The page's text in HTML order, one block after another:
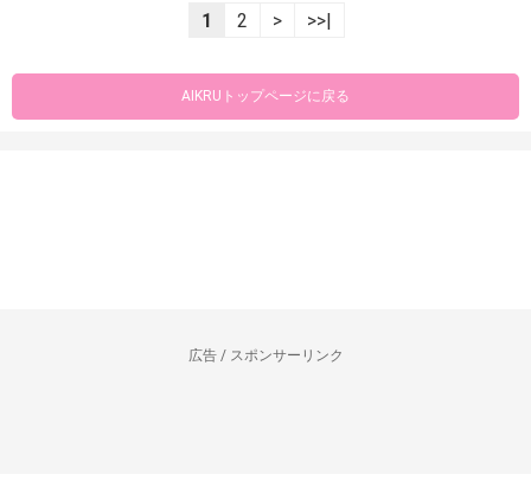
1 2 > >>|
AIKRUトップページに戻る
広告 / スポンサーリンク